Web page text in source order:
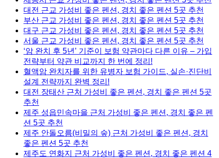
대전 근교 가성비 좋은 펜션, 경치 좋은 펜션 5곳 추천
부산 근교 가성비 좋은 펜션, 경치 좋은 펜션 5곳 추천
대구 근교 가성비 좋은 펜션, 경치 좋은 펜션 5곳 추천
서울 근교 가성비 좋은 펜션, 경치 좋은 펜션 5곳 추천
‘암 완치 후 5년’ 기준이 보험 약관마다 다른 이유 – 가입
전략부터 약관 비교까지 한 번에 정리!
혈액암 완치자를 위한 유병자 보험 가이드, 실손·진단비
설계 전략까지 완벽 정리!
대전 장태산 근처 가성비 좋은 펜션, 경치 좋은 펜션 5곳
추천
제주 성읍민속마을 근처 가성비 좋은 펜션, 경치 좋은 펜
션 5곳 추천
제주 안돌오름(비밀의 숲) 근처 가성비 좋은 펜션, 경치
좋은 펜션 5곳 추천
제주도 연화지 근처 가성비 좋은 펜션, 경치 좋은 펜션 4